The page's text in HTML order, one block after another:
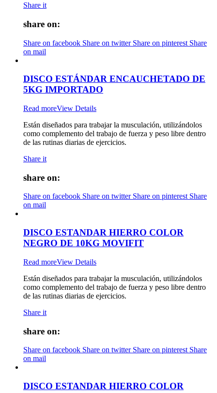
Share it
share on:
Share on facebook Share on twitter Share on pinterest Share
on mail
DISCO ESTÁNDAR ENCAUCHETADO DE
5KG IMPORTADO
Read moreView Details
Están diseñados para trabajar la musculación, utilizándolos
como complemento del trabajo de fuerza y peso libre dentro
de las rutinas diarias de ejercicios.
Share it
share on:
Share on facebook Share on twitter Share on pinterest Share
on mail
DISCO ESTANDAR HIERRO COLOR
NEGRO DE 10KG MOVIFIT
Read moreView Details
Están diseñados para trabajar la musculación, utilizándolos
como complemento del trabajo de fuerza y peso libre dentro
de las rutinas diarias de ejercicios.
Share it
share on:
Share on facebook Share on twitter Share on pinterest Share
on mail
DISCO ESTANDAR HIERRO COLOR